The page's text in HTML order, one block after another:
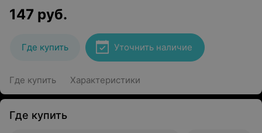
147 руб.
Где купить Уточнить наличие
Где купить Характеристики
Где купить